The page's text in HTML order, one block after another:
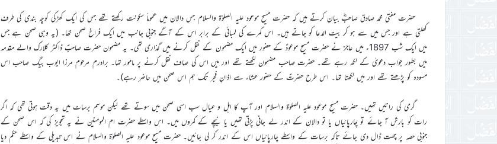
حضرت مفتی محمد صادق صاحبؓ بیان کرتے ہیں کہ حضرت مسیح موعود علیہ الصلوٰۃ والسلام جس دالان میں عموماً سکونت رکھتے تھے جس کی ایک کھڑکی کوچہ بندی کی طرف
کھلتی ہے اور جس میں سے ہو کر بیت الدعا کو جاتے ہیں۔ اس کمرے کی لمبائی کے برابر اس کے آگے جنوبی جانب میں ایک فراخ صحن تھا۔ (یہ وہی صحن ہے جس
میں ایک شب 1897ء میں عاجز نے حضرت مسیح موعودؑ کے حضور میں ایک مضمون کے نقل کرنے میں گذاری تھی۔ یہ مضمون حضرت صاحبؑ ڈاکٹر کلارک والے مقدمہ
میں بطور جواب دعویٰ کے لکھ رہے تھے۔ حضرت صاحب مضمون لکھتے تھے اور میں اس کی صاف نقل کرنے پر مامور تھا۔ برادرم مرحوم مرزا ایوب بیگ صاحب اس
مسودہ کو پڑھتے تھے اور میں لکھتا تھا۔ اس طرح حضرتؑ کے حضور عشاء سے اذانِ فجر تک ہم اس صحن میں حاضر رہے)۔
گرمی کی راتیں تھیں۔ حضرت مسیح موعود علیہ الصلوٰۃ والسلام اور آپ کا اہل و عیال سب اسی صحن میں سوتے تھے لیکن موسم برسات میں یہ دقت ہوتی تھی کہ اگر
رات کو بارش آ جائے تو چارپائیاں یا تو دالان کے اندر لے جانی پڑتی تھیں یا نیچے کے کمروں میں۔ اس واسطے حضرت ام المومنین نے یہ تجویز کی کہ اس صحن کے
جنوبی حصہ پر چھت ڈال دی جائے تاکہ برسات کے واسطے چارپائیاں اس کے اندر کر لی جائیں۔ حضرت مسیح موعود علیہ الصلوٰۃ والسلام نے اس تبدیلی کے واسطے حکم دیا